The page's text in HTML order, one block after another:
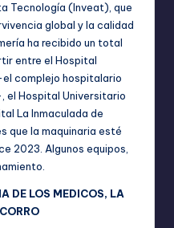
Tecnología (Inveat), que
global y la calidad
ha recibido un total
entre el Hospital
complejo hospitalario
el Hospital Universitario
La Inmaculada de
que la maquinaria esté
2023. Algunos equipos,
DE LOS MEDICOS, LA